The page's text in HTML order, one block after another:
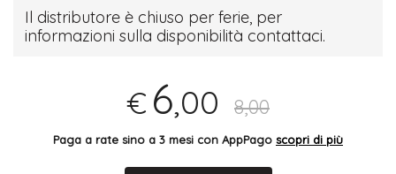
Il distributore è chiuso per ferie, per
informazioni sulla disponibilità contattaci.
€ 6,00 8,00
Paga a rate sino a 3 mesi con AppPago scopri di più